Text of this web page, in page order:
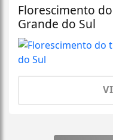
Florescimento
Grande do Sul